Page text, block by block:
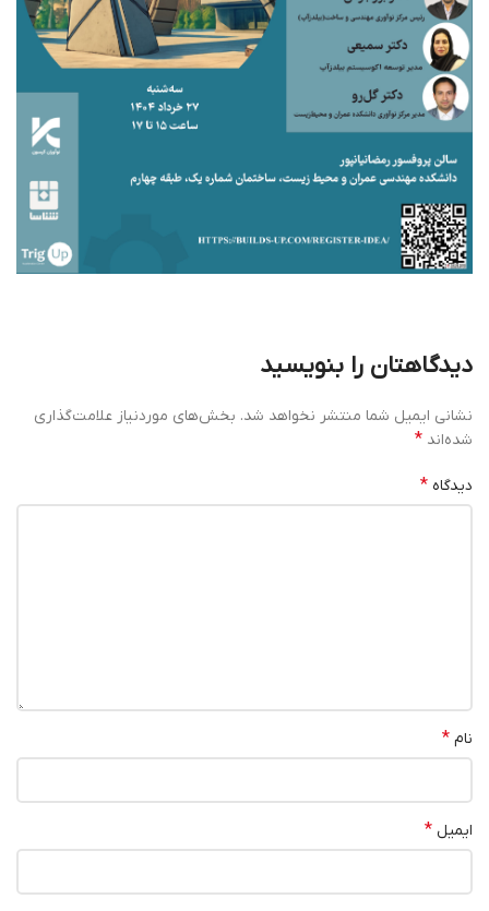
دیدگاهتان را بنویسید
نشانی ایمیل شما منتشر نخواهد شد. بخش‌های موردنیاز علامت‌گذاری
شده‌اند *
دیدگاه *
نام *
ایمیل *